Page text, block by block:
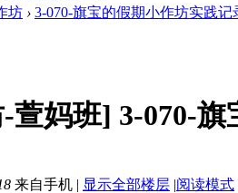
坊 › 3-070-旗宝的假期小作坊实践记
萱妈班] 3-070-
来自手机 | 显示全部楼层 |阅读模式